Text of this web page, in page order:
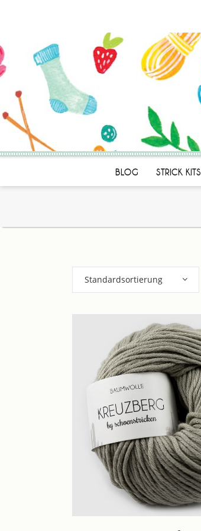
BLOG STRICK KITS
Standardsortierung